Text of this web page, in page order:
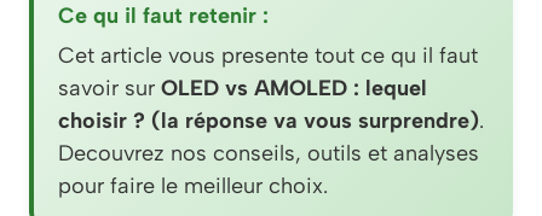
Ce qu il faut retenir :
Cet article vous presente tout ce qu il faut
savoir sur OLED vs AMOLED : lequel
choisir ? (la réponse va vous surprendre).
Decouvrez nos conseils, outils et analyses
pour faire le meilleur choix.